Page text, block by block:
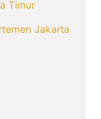
Timur
Jakarta